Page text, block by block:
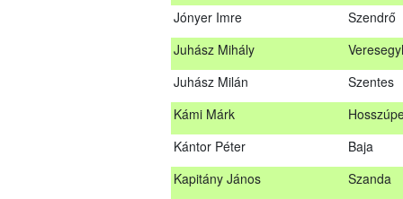
Jónyer Imre
Szendrő
Juhász Mihály
Juhász Milán
Szentes
Kámi Márk
Kántor Péter
Baja
Kapitány János
Szanda
Janik Gergely Kálmán
Jónyer Imre
Szendrő
Juhász Mihály
Juhász Milán
Szentes
Kámi Márk
Kántor Péter
Baja